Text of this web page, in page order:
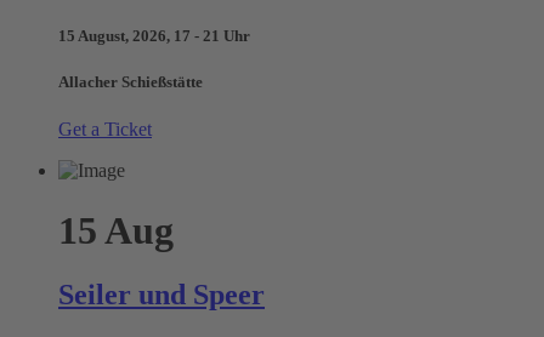
15 August, 2026, 17 - 21 Uhr
Allacher Schießstätte
Get a Ticket
15 Aug
Seiler und Speer